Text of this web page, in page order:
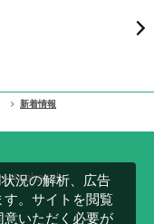
新着情報
ル:okazaki-
況の解析、広告
。サイトを閲覧
いただく必要が